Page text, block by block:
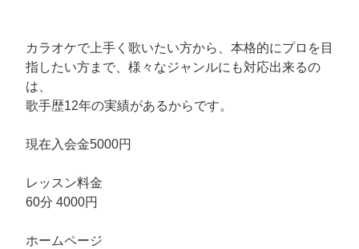
カラオケで上手く歌いたい方から、本格的にプロを目
指したい方まで、様々なジャンルにも対応出来るの
は、
歌手歴12年の実績があるからです。
現在入会金5000円
レッスン料金
60分 4000円
ホームページ